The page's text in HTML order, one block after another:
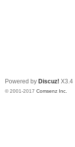
Powered by Discuz! X3.4
© 2001-2017 Comsenz Inc.